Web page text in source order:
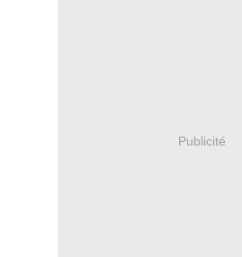
Publicité